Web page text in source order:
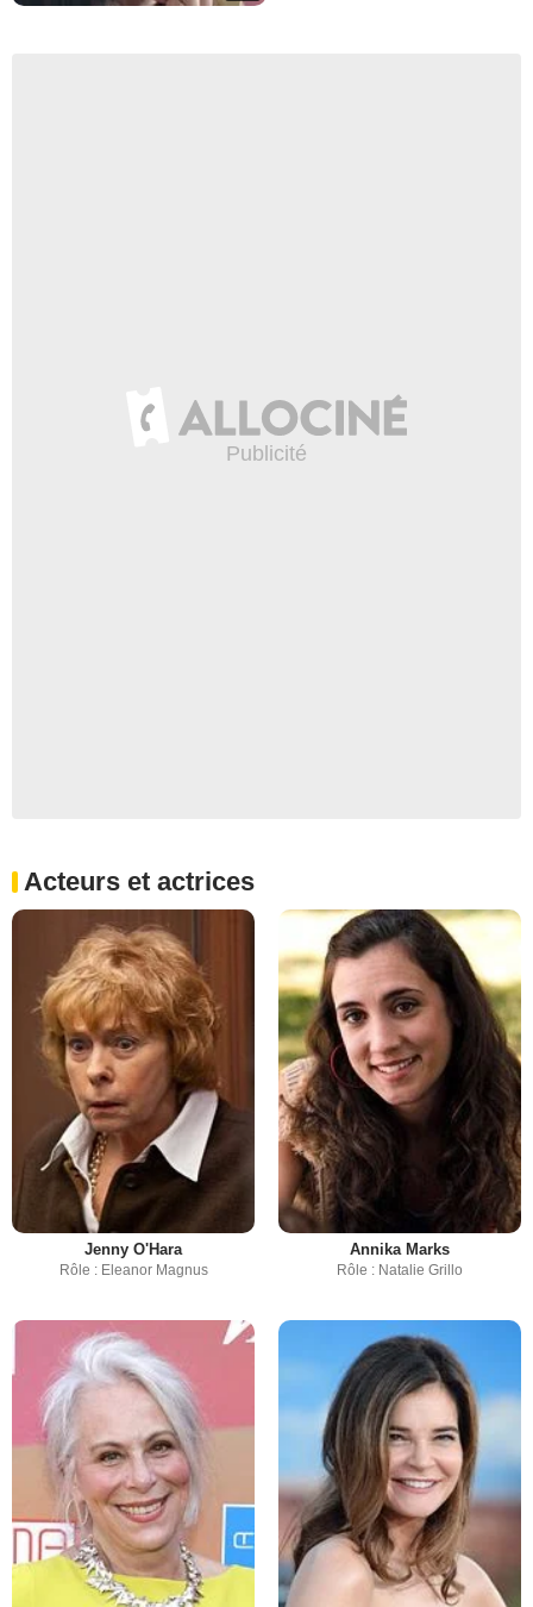
Acteurs et actrices
Jenny O'Hara
Rôle : Eleanor Magnus
Annika Marks
Rôle : Natalie Grillo